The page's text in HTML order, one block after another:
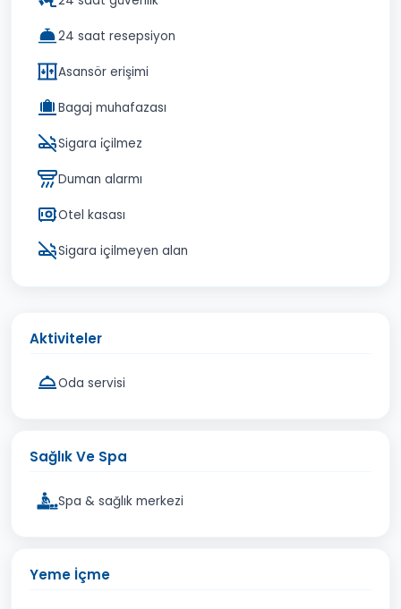
24 saat resepsiyon
Asansör erişimi
Bagaj muhafazası
Sigara i̇çilmez
Duman alarmı
Otel kasası
Sigara içilmeyen alan
Aktiviteler
Oda servisi
Sağlık Ve Spa
Spa & sağlık merkezi
Yeme İçme